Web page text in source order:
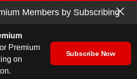
| Κρητών Επιχειρείν
Kit
Members by Subscribing
Premium
on
Subscribe Now